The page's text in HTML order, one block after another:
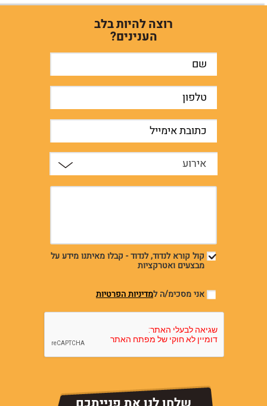
רוצה להיות בלב
הענינים?
אירוע
קול קורא לנדוד, לנדוד - קבלו מאיתנו מידע על
מבצעים ואטרקציות
אני מסכימ/ה למדיניות הפרטיות